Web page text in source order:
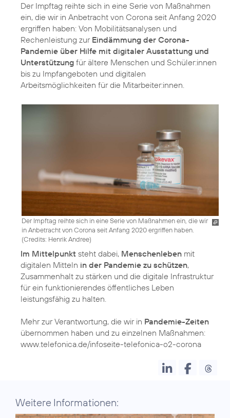
Der Impftag reihte sich in eine Serie von Maßnahmen
ein, die wir in Anbetracht von Corona seit Anfang 2020
ergriffen haben: Von Mobilitätsanalysen und
Rechenleistung zur Eindämmung der Corona-
Pandemie über Hilfe mit digitaler Ausstattung und
Unterstützung für ältere Menschen und Schüler:innen
bis zu Impfangeboten und digitalen
Arbeitsmöglichkeiten für die Mitarbeiter:innen.
Der Impftag reihte sich in eine Serie von Maßnahmen ein, die wir
in Anbetracht von Corona seit Anfang 2020 ergriffen haben.
(Credits: Henrik Andree)
Im Mittelpunkt steht dabei, Menschenleben mit
digitalen Mitteln in der Pandemie zu schützen,
Zusammenhalt zu stärken und die digitale Infrastruktur
für ein funktionierendes öffentliches Leben
leistungsfähig zu halten.
Mehr zur Verantwortung, die wir in Pandemie-Zeiten
übernommen haben und zu einzelnen Maßnahmen:
www.telefonica.de/infoseite-telefonica-o2-corona
Weitere Informationen: